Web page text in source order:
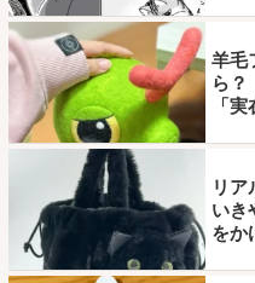
羊毛
ら？
「
リ
いき
をか